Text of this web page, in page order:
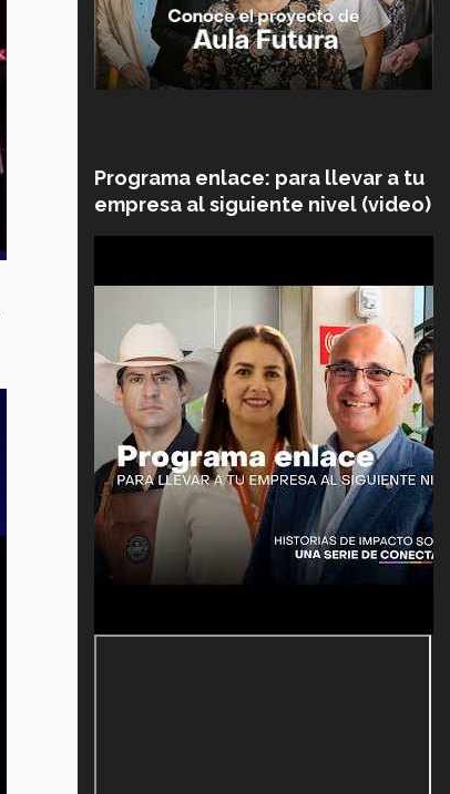
Programa enlace: para llevar a tu
empresa al siguiente nivel (video)